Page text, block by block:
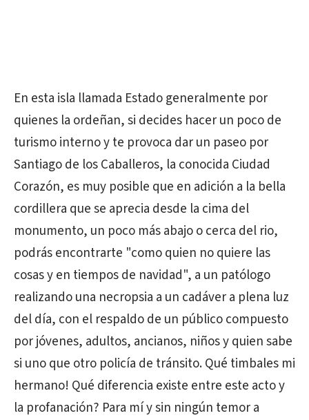
En esta isla llamada Estado generalmente por
quienes la ordeñan, si decides hacer un poco de
turismo interno y te provoca dar un paseo por
Santiago de los Caballeros, la conocida Ciudad
Corazón, es muy posible que en adición a la bella
cordillera que se aprecia desde la cima del
monumento, un poco más abajo o cerca del rio,
podrás encontrarte "como quien no quiere las
cosas y en tiempos de navidad", a un patólogo
realizando una necropsia a un cadáver a plena luz
del día, con el respaldo de un público compuesto
por jóvenes, adultos, ancianos, niños y quien sabe
si uno que otro policía de tránsito. Qué timbales mi
hermano! Qué diferencia existe entre este acto y
la profanación? Para mí y sin ningún temor a